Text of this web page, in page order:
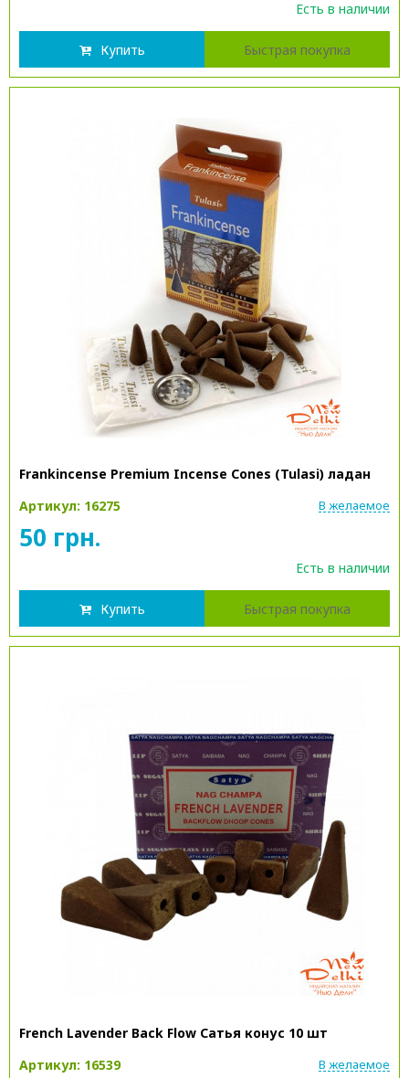
Есть в наличии
Купить Быстрая покупка
Frankincense Premium Incense Cones (Tulasi) ладан
Артикул: 16275
В желаемое
50 грн.
Есть в наличии
Купить Быстрая покупка
French Lavender Back Flow Сатья конус 10 шт
Артикул: 16539
В желаемое